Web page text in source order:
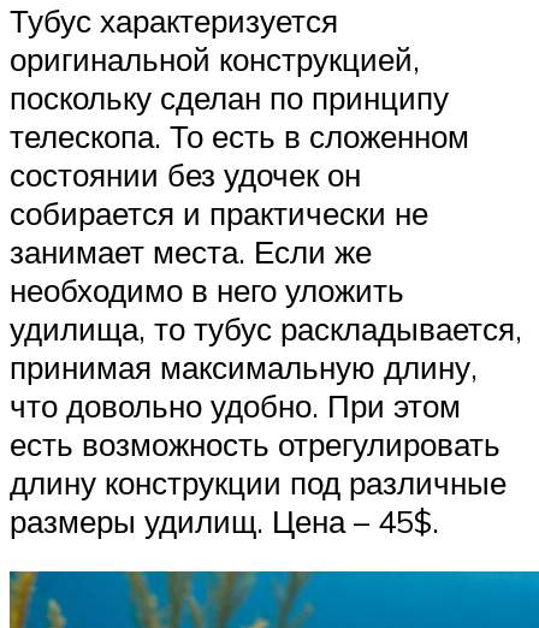
Тубус характеризуется
оригинальной конструкцией,
поскольку сделан по принципу
телескопа. То есть в сложенном
состоянии без удочек он
собирается и практически не
занимает места. Если же
необходимо в него уложить
удилища, то тубус раскладывается,
принимая максимальную длину,
что довольно удобно. При этом
есть возможность отрегулировать
длину конструкции под различные
размеры удилищ. Цена – 45$.